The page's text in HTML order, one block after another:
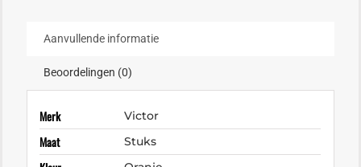
Aanvullende informatie
Beoordelingen (0)
Merk Victor
Maat Stuks